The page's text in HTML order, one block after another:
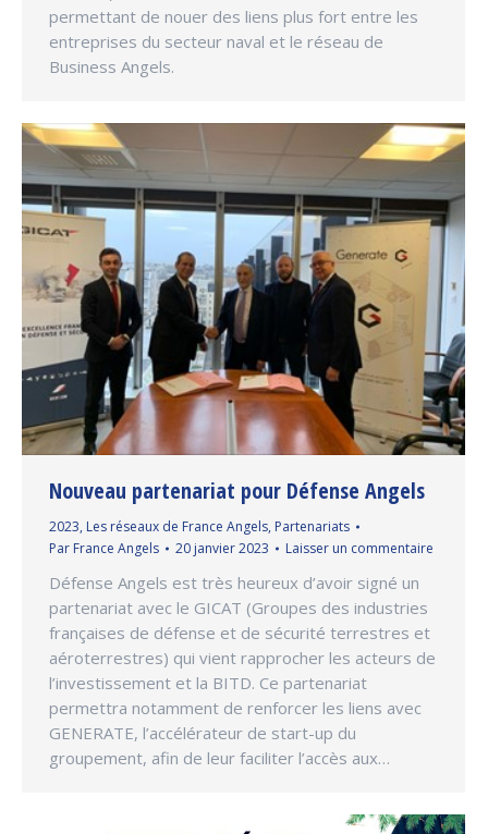
permettant de nouer des liens plus fort entre les
entreprises du secteur naval et le réseau de
Business Angels.
Nouveau partenariat pour Défense Angels
2023, Les réseaux de France Angels, Partenariats
Par France Angels 20 janvier 2023 Laisser un commentaire
Défense Angels est très heureux d’avoir signé un
partenariat avec le GICAT (Groupes des industries
françaises de défense et de sécurité terrestres et
aéroterrestres) qui vient rapprocher les acteurs de
l’investissement et la BITD. Ce partenariat
permettra notamment de renforcer les liens avec
GENERATE, l’accélérateur de start-up du
groupement, afin de leur faciliter l’accès aux…